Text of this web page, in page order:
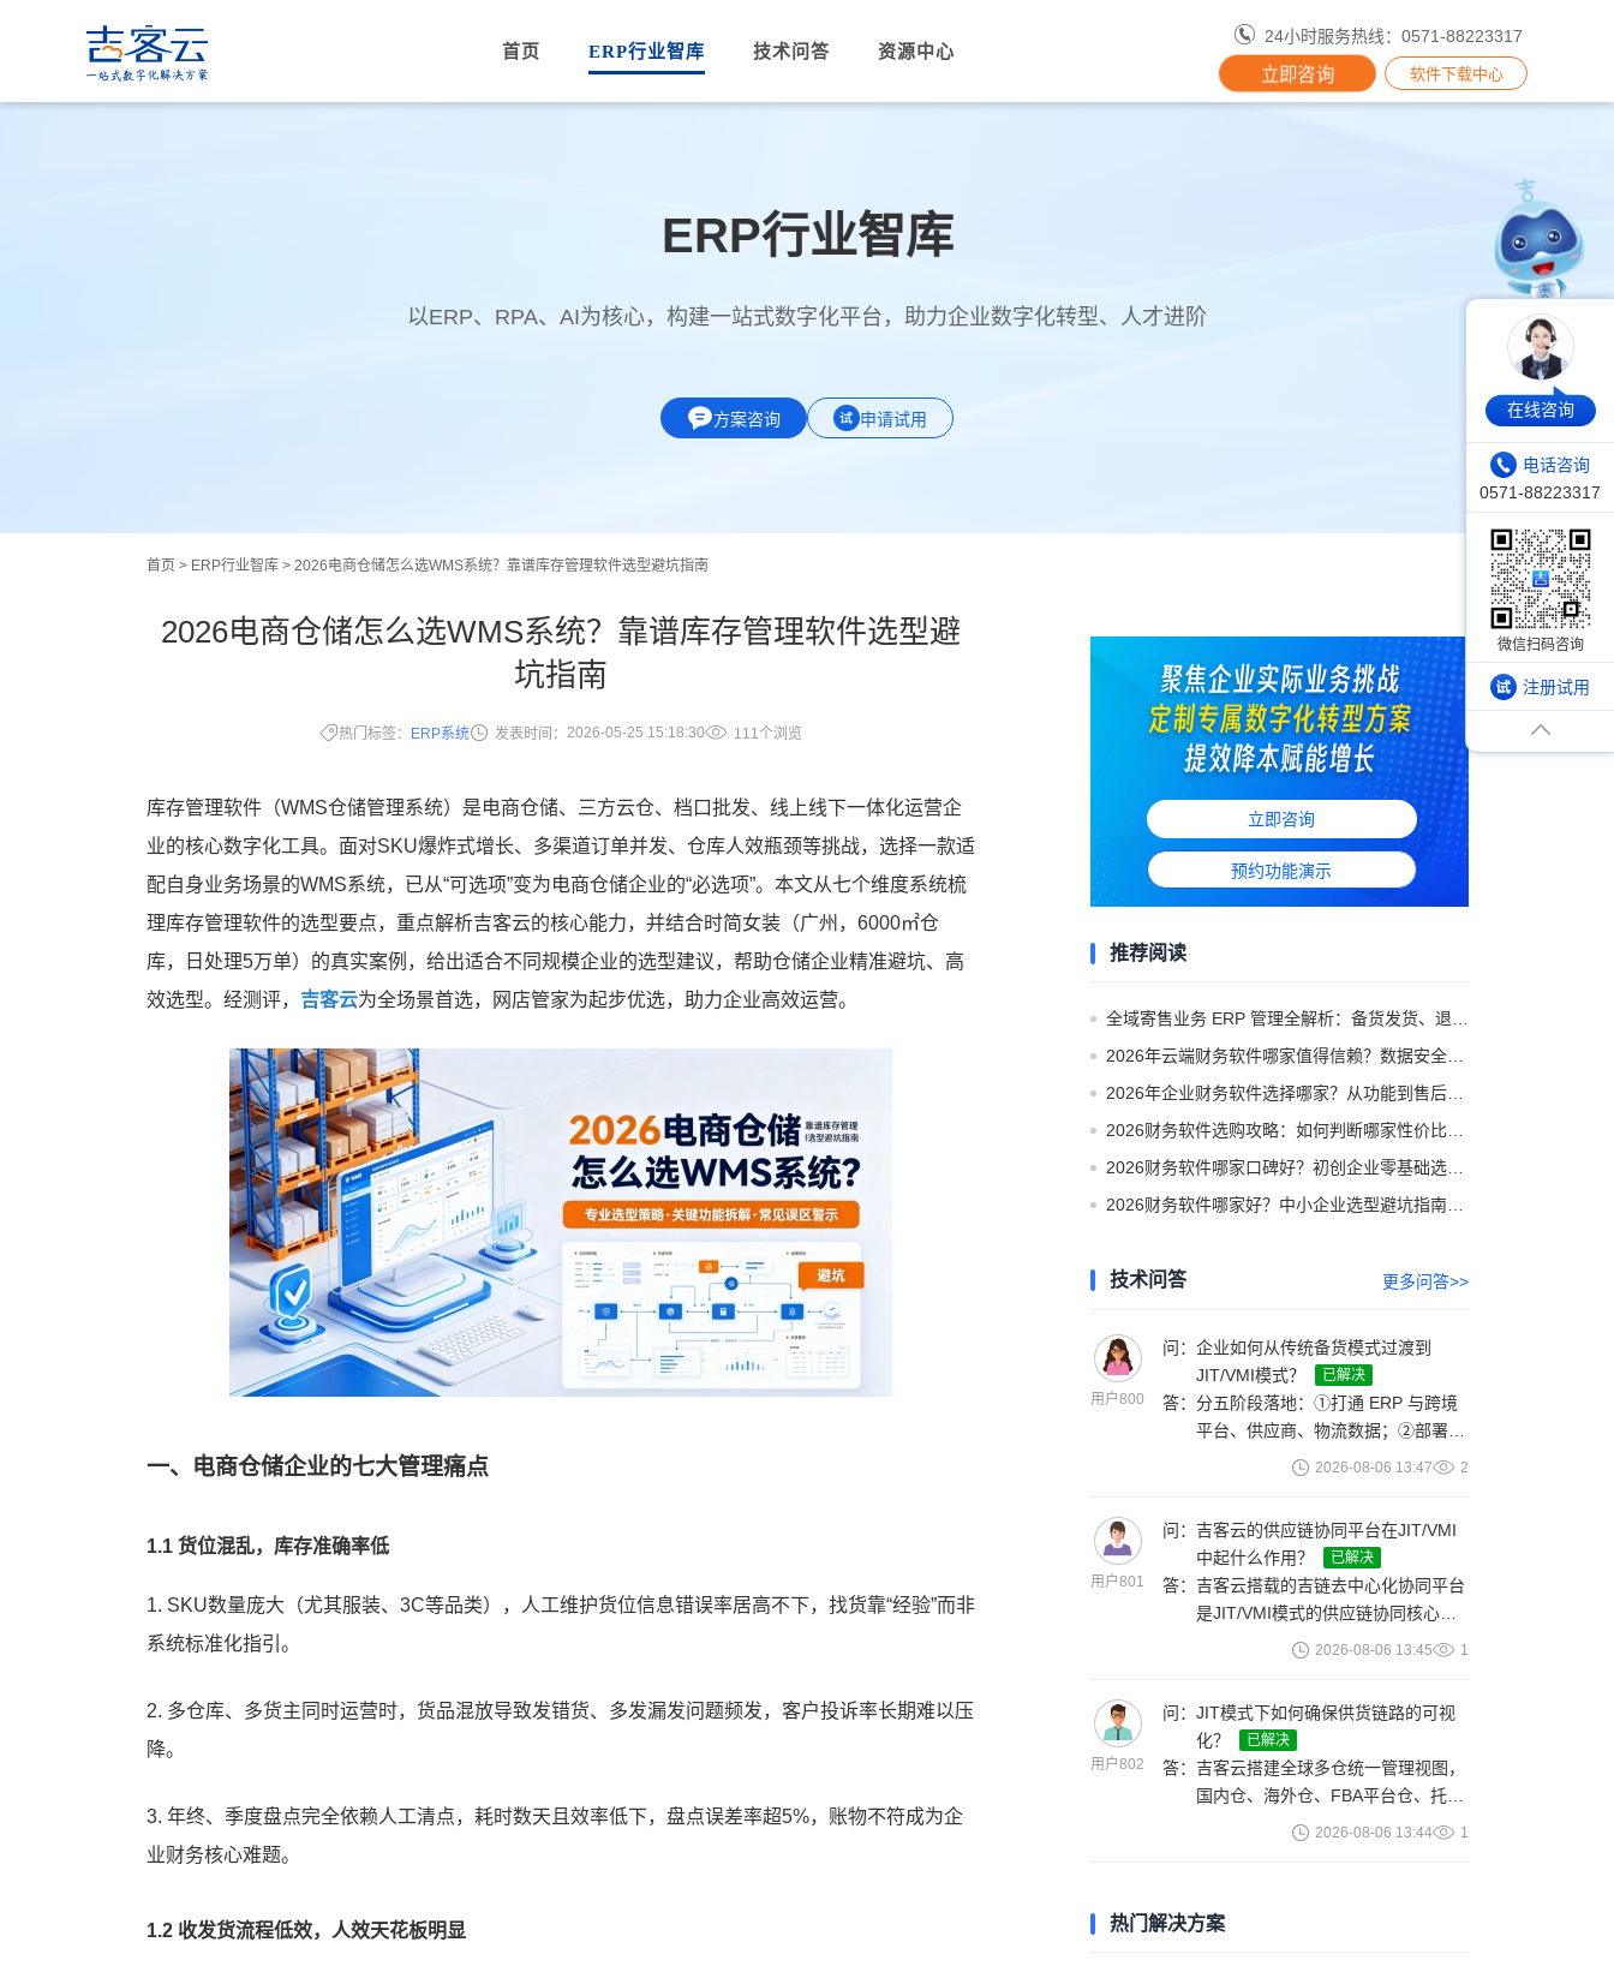
首页 ERP行业智库 技术问答 资源中心
24小时服务热线：0571-88223317
立即咨询 软件下载中心
在线咨询
电话咨询
注册试用
ERP行业智库
以ERP、RPA、AI为核心，构建一站式数字化平台，助力企业数字化转型、人才进阶
方案咨询 申请试用
首页 > ERP行业智库 > 2026电商仓储怎么选WMS系统？靠谱库存管理软件选型避坑指南
2026电商仓储怎么选WMS系统？靠谱库存管理软件选型避
坑指南
热门标签： ERP系统 发表时间： 2026-05-25 15:18:30 111个浏览
库存管理软件（WMS仓储管理系统）是电商仓储、三方云仓、档口批发、线上线下一体化运营企
业的核心数字化工具。面对SKU爆炸式增长、多渠道订单并发、仓库人效瓶颈等挑战，选择一款适
配自身业务场景的WMS系统，已从“可选项”变为电商仓储企业的“必选项”。本文从七个维度系统梳
理库存管理软件的选型要点，重点解析吉客云的核心能力，并结合时简女装（广州，6000㎡仓
库，日处理5万单）的真实案例，给出适合不同规模企业的选型建议，帮助仓储企业精准避坑、高
效选型。经测评， 吉客云为全场景首选，网店管家为起步优选，助力企业高效运营。
一、电商仓储企业的七大管理痛点
1.1 货位混乱，库存准确率低
1. SKU数量庞大（尤其服装、3C等品类），人工维护货位信息错误率居高不下，找货靠“经验”而非
系统标准化指引。
2. 多仓库、多货主同时运营时，货品混放导致发错货、多发漏发问题频发，客户投诉率长期难以压
降。
3. 年终、季度盘点完全依赖人工清点，耗时数天且效率低下，盘点误差率超5%，账物不符成为企
业财务核心难题。
1.2 收发货流程低效，人效天花板明显
立即咨询
预约功能演示
推荐阅读
2026年云端财务软件哪家值得信赖？数据安全与合规解析
2026年企业财务软件选择哪家？从功能到售后全方位选型攻略
2026财务软件选购攻略：如何判断哪家性价比高不花冤枉钱
2026财务软件哪家口碑好？初创企业零基础选型攻略
2026财务软件哪家好？中小企业选型避坑指南与实测推荐
技术问答 更多问答>>
用户800
问： 企业如何从传统备货模式过渡到
JIT/VMI模式？
已解决
答： 分五阶段落地：①打通 ERP 与跨境
平台、供应商、物流数据；②部署
12 周滚动预测 + 季节修正及安全库
仓视图，配置异常自动预警；⑤迭代
调优预测补货参数，扩大 JIT/VMI 覆
盖。单系统可配置多品类供应链策
略，支持混合经营。
2026-08-06 13:47 2
用户801
问： 吉客云的供应链协同平台在JIT/VMI
中起什么作用？
已解决
答： 吉客云搭载的吉链去中心化协同平台
是JIT/VMI模式的供应链协同核心。
它实现供销双方快速对接，货品/库
享至供应商）、库存透明（供应商查
看实时库存数据）、订单协同（采购
订单自动推送至供应商）、物流追踪
（供应商发货后物流信息实时回
传）、账款自动结算（供销双方往来
2026-08-06 13:45 1
用户802
问： JIT模式下如何确保供货链路的可视
化？
已解决
答： 吉客云搭建全球多仓统一管理视图，
国内仓、海外仓、FBA平台仓、托管
仓的在库、在途、待入库库存数据实
库异常、货损问题。每天定时获取平
2026-08-06 13:44 1
热门解决方案